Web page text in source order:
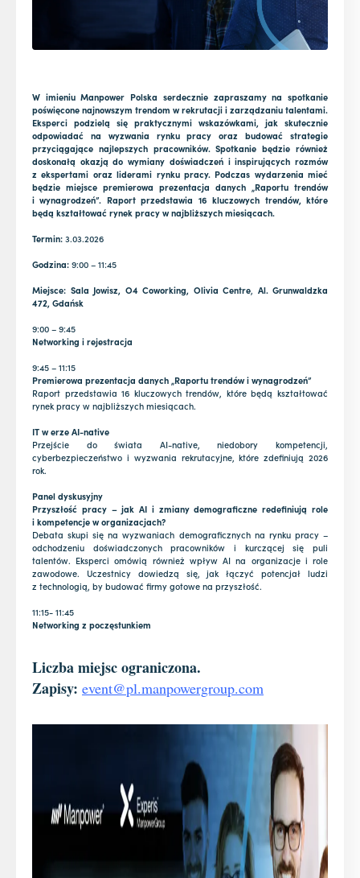
W imieniu Manpower Polska serdecznie zapraszamy na spotkanie
poświęcone najnowszym trendom w rekrutacji i zarządzaniu talentami.
Eksperci podzielą się praktycznymi wskazówkami, jak skutecznie
odpowiadać na wyzwania rynku pracy oraz budować strategie
przyciągające najlepszych pracowników. Spotkanie będzie również
doskonałą okazją do wymiany doświadczeń i inspirujących rozmów
z ekspertami oraz liderami rynku pracy. Podczas wydarzenia mieć
będzie miejsce premierowa prezentacja danych „Raportu trendów
i wynagrodzeń”. Raport przedstawia 16 kluczowych trendów, które
będą kształtować rynek pracy w najbliższych miesiącach.
Termin:3.03.2026
Godzina:9:00 – 11:45
Miejsce: Sala Jowisz, O4 Coworking, Olivia Centre, Al. Grunwaldzka
472, Gdańsk
9:00 – 9:45
Networking i rejestracja
9:45 – 11:15
Premierowa prezentacja danych „Raportu trendów i wynagrodzeń”
Raport przedstawia 16 kluczowych trendów, które będą kształtować
rynek pracy w najbliższych miesiącach.
IT w erze AI-native
Przejście do świata AI-native, niedobory kompetencji,
cyberbezpieczeństwo i wyzwania rekrutacyjne, które zdefiniują 2026
rok.
Panel dyskusyjny
Przyszłość pracy – jak AI i zmiany demograficzne redefiniują role
i kompetencje w organizacjach?
Debata skupi się na wyzwaniach demograficznych na rynku pracy –
odchodzeniu doświadczonych pracowników i kurczącej się puli
talentów. Eksperci omówią również wpływ AI na organizacje i role
zawodowe. Uczestnicy dowiedzą się, jak łączyć potencjał ludzi
z technologią, by budować firmy gotowe na przyszłość.
11:15- 11:45
Networking z poczęstunkiem
Liczba miejsc ograniczona.
Zapisy: event@pl.manpowergroup.com